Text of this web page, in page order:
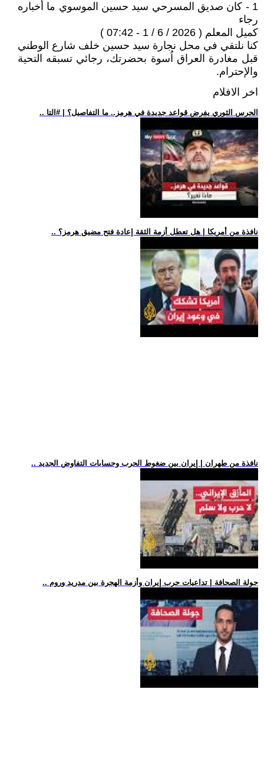
1 - كان صديق المسرحي سيد حسين الموسوي ما أخباره
رجاء
كميل المعلم ( 2026 / 6 / 1 - 07:42 )
كنا نلتقي في محل نجارة سيد حسين خلف شارع الوطني
قبل مغادرة العراق اُسوة بحضرتك، رجائي تسبقه التحية
والإحترام.
اخر الافلام
.. الحرس الثوري يفرض قواعد جديدة في هرمز.. ما التفاصيل؟ | #التا
.. نافذة من أمريكا | هل تعطل أزمة الثقة إعادة فتح مضيق هرمز؟
.. نافذة من طهران | إيران بين ضغوط الحرب وحسابات التفاوض الجديد
.. جولة الصحافة | تداعيات حرب إيران وأزمة الهجرة بين مدريد وروم